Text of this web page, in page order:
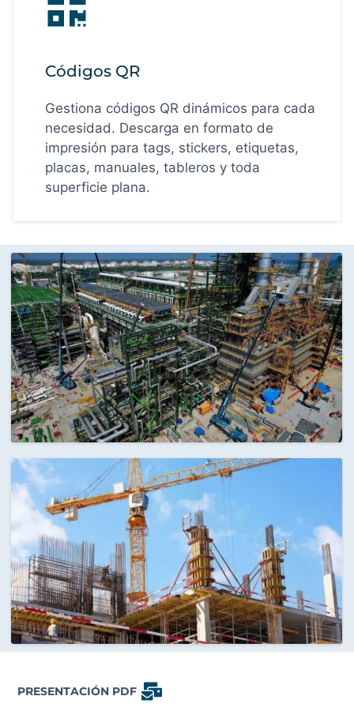
Códigos QR
Gestiona códigos QR dinámicos para cada
necesidad. Descarga en formato de
impresión para tags, stickers, etiquetas,
placas, manuales, tableros y toda
superficie plana.
PRESENTACIÓN PDF